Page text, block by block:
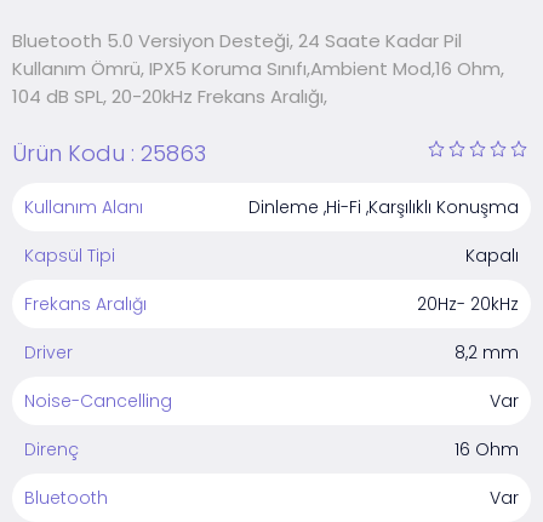
Bluetooth 5.0 Versiyon Desteği, 24 Saate Kadar Pil
Kullanım Ömrü, IPX5 Koruma Sınıfı,Ambient Mod,16 Ohm,
104 dB SPL, 20-20kHz Frekans Aralığı,
Ürün Kodu : 25863
Kullanım Alanı
Dinleme ,Hi-Fi ,Karşılıklı Konuşma
Kapsül Tipi
Kapalı
Frekans Aralığı
20Hz- 20kHz
Driver
8,2 mm
Noise-Cancelling
Var
Direnç
16 Ohm
Bluetooth
Var